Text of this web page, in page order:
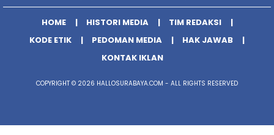
HOME HISTORI MEDIA
TIM REDAKSI
KODE ETIK
PEDOMAN MEDIA
HAK JAWAB
KONTAK IKLAN
COPYRIGHT © 2026 HALLOSURABAYA.COM - ALL RIGHTS RESERVED